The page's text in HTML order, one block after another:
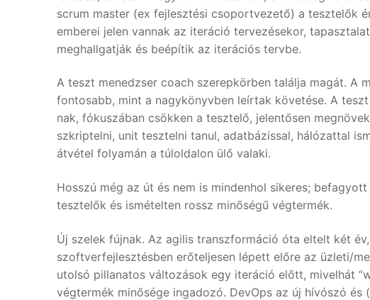
scrum master (ex fejlesztési csoportvezető) a tesztelők
emberei jelen vannak az iteráció tervezésekor,
meghallgatják és beépítik az iterációs tervbe.
A teszt menedzser coach szerepkörben találja magát. A
fontosabb, mint a nagykönyvben leírtak követése. A
nak, fókuszában csökken a tesztelő, jelentősen
szkriptelni, unit tesztelni tanul, adatbázissal, hálózattal
átvétel folyamán a túloldalon ülő valaki.
Hosszú még az út és nem is mindenhol sikeres;
tesztelők és ismételten rossz minőségű végtermék.
Új szelek fújnak. Az agilis transzformáció óta eltelt két
szoftverfejlesztésben erőteljesen lépett előre az üzleti/
utolsó pillanatos változások egy iteráció előtt, mivelhát
végtermék minősége ingadozó. DevOps az új hívószó